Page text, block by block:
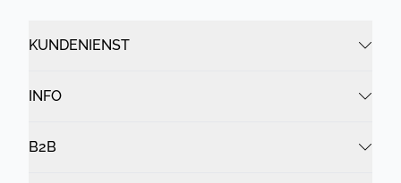
KUNDENIENST
INFO
B2B